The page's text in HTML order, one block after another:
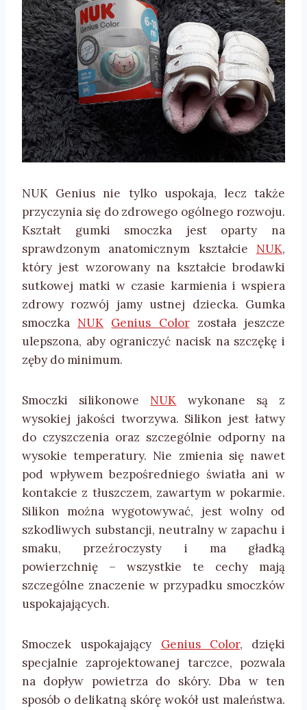
NUK Genius nie tylko uspokaja, lecz także
przyczynia się do zdrowego ogólnego rozwoju.
Kształt gumki smoczka jest oparty na
sprawdzonym anatomicznym kształcie NUK,
który jest wzorowany na kształcie brodawki
sutkowej matki w czasie karmienia i wspiera
zdrowy rozwój jamy ustnej dziecka. Gumka
smoczka NUK Genius Colorzostała jeszcze
ulepszona, aby ograniczyć nacisk na szczękę i
zęby do minimum.
Smoczki silikonowe NUK wykonane są z
wysokiej jakości tworzywa. Silikon jest łatwy
do czyszczenia oraz szczególnie odporny na
wysokie temperatury. Nie zmienia się nawet
pod wpływem bezpośredniego światła ani w
kontakcie z tłuszczem, zawartym w pokarmie.
Silikon można wygotowywać, jest wolny od
szkodliwych substancji, neutralny w zapachu i
smaku, przeźroczysty i ma gładką
powierzchnię – wszystkie te cechy mają
szczególne znaczenie w przypadku smoczków
uspokajających.
Smoczek uspokajający Genius Color, dzięki
specjalnie zaprojektowanej tarczce, pozwala
na dopływ powietrza do skóry. Dba w ten
sposób o delikatną skórę wokół ust maleństwa.